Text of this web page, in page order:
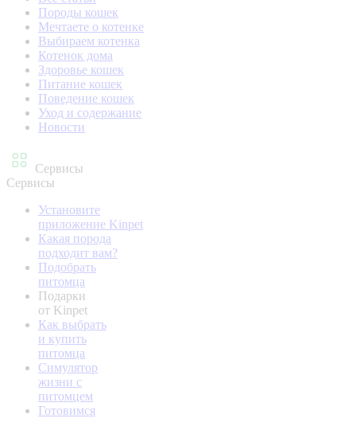
Породы кошек
Мечтаете о котенке
Выбираем котенка
Котенок дома
Здоровье кошек
Питание кошек
Поведение кошек
Уход и содержание
Новости
Сервисы
Сервисы
Установите
приложение Kinpet
Какая порода
подходит вам?
Подобрать
питомца
Подарки
от Kinpet
Как выбрать
и купить
питомца
Симулятор
жизни с
питомцем
Готовимся